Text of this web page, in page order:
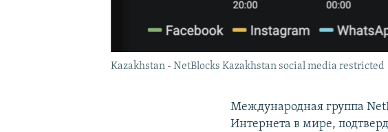
Kazakhstan - NetBlocks Kazakhstan social media restricted
Международная группа
Интернета в мире,